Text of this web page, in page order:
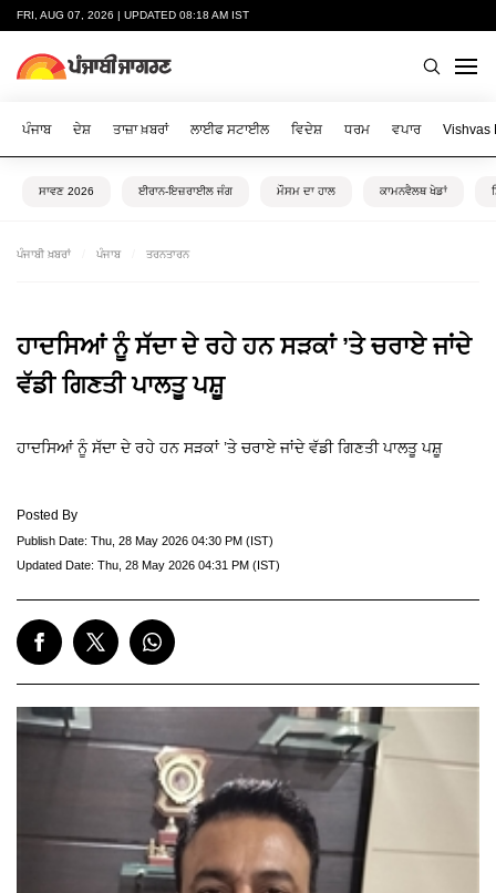
FRI, AUG 07, 2026 | UPDATED 08:18 AM IST
ਪੰਜਾਬ ਦੇਸ਼ ਤਾਜ਼ਾ ਖ਼ਬਰਾਂ ਲਾਈਫ ਸਟਾਈਲ ਵਿਦੇਸ਼ ਧਰਮ ਵਪਾਰ Vishvas
ਸਾਵਣ 2026 ਈਰਾਨ-ਇਜ਼ਰਾਈਲ ਜੰਗ ਮੌਸਮ ਦਾ ਹਾਲ ਕਾਮਨਵੈਲਥ ਖੇਡਾਂ
ਪੰਜਾਬੀ ਖ਼ਬਰਾਂ ਪੰਜਾਬ ਤਰਨਤਾਰਨ
ਹਾਦਸਿਆਂ ਨੂੰ ਸੱਦਾ ਦੇ ਰਹੇ ਹਨ ਸੜਕਾਂ ’ਤੇ ਚਰਾਏ ਜਾਂਦੇ
ਵੱਡੀ ਗਿਣਤੀ ਪਾਲਤੂ ਪਸ਼ੂ
ਹਾਦਸਿਆਂ ਨੂੰ ਸੱਦਾ ਦੇ ਰਹੇ ਹਨ ਸੜਕਾਂ ’ਤੇ ਚਰਾਏ ਜਾਂਦੇ ਵੱਡੀ ਗਿਣਤੀ ਪਾਲਤੂ ਪਸ਼ੂ
Posted By
Publish Date: Thu, 28 May 2026 04:30 PM (IST)
Updated Date: Thu, 28 May 2026 04:31 PM (IST)